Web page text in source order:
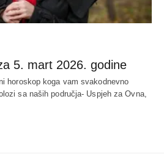
5. mart 2026. godine
horoskop koga vam svakodnevno
sa naših područja- Uspjeh za Ovna,